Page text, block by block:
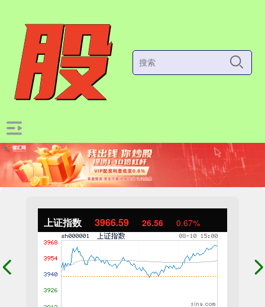
上证指数 3966.59 26.56 0.67%